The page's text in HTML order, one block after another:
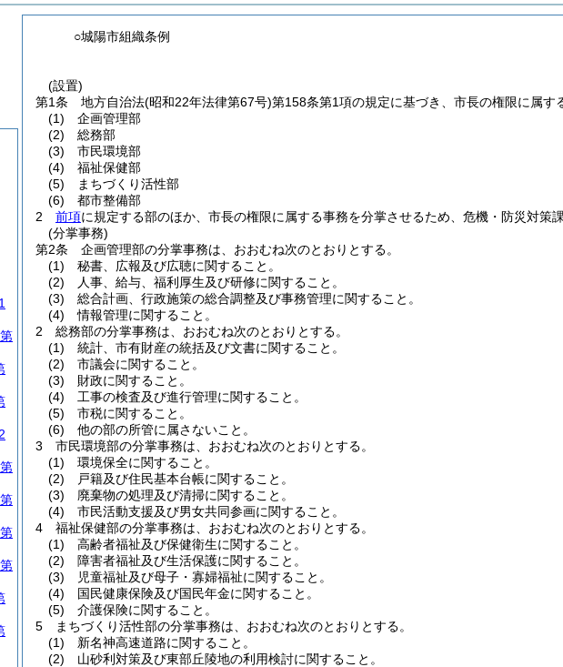
○城陽市組織条例
(設置)
第1条
地方自治法(昭和22年法律第67号)第158条第1項の規定に基づき、市長の権限に属す
(1)
企画管理部
(2)
総務部
(3)
市民環境部
(4)
福祉保健部
(5)
まちづくり活性部
(6)
都市整備部
2
前項に規定する部のほか、市長の権限に属する事務を分掌させるため、危機・防災対策課
(分掌事務)
第2条
企画管理部の分掌事務は、おおむね次のとおりとする。
(1)
秘書、広報及び広聴に関すること。
(2)
人事、給与、福利厚生及び研修に関すること。
(3)
総合計画、行政施策の総合調整及び事務管理に関すること。
(4)
情報管理に関すること。
2
総務部の分掌事務は、おおむね次のとおりとする。
(1)
統計、市有財産の統括及び文書に関すること。
(2)
市議会に関すること。
(3)
財政に関すること。
(4)
工事の検査及び進行管理に関すること。
(5)
市税に関すること。
(6)
他の部の所管に属さないこと。
3
市民環境部の分掌事務は、おおむね次のとおりとする。
(1)
環境保全に関すること。
(2)
戸籍及び住民基本台帳に関すること。
(3)
廃棄物の処理及び清掃に関すること。
(4)
市民活動支援及び男女共同参画に関すること。
4
福祉保健部の分掌事務は、おおむね次のとおりとする。
(1)
高齢者福祉及び保健衛生に関すること。
(2)
障害者福祉及び生活保護に関すること。
(3)
児童福祉及び母子・寡婦福祉に関すること。
(4)
国民健康保険及び国民年金に関すること。
(5)
介護保険に関すること。
5
まちづくり活性部の分掌事務は、おおむね次のとおりとする。
(1)
新名神高速道路に関すること。
(2)
山砂利対策及び東部丘陵地の利用検討に関すること。